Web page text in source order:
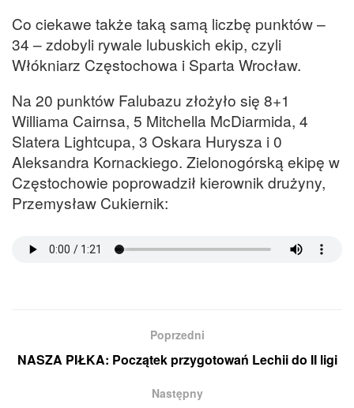
Co ciekawe także taką samą liczbę punktów –
34 – zdobyli rywale lubuskich ekip, czyli
Włókniarz Częstochowa i Sparta Wrocław.
Na 20 punktów Falubazu złożyło się 8+1
Williama Cairnsa, 5 Mitchella McDiarmida, 4
Slatera Lightcupa, 3 Oskara Hurysza i 0
Aleksandra Kornackiego. Zielonogórską ekipę w
Częstochowie poprowadził kierownik drużyny,
Przemysław Cukiernik:
Poprzedni
NASZA PIŁKA: Początek przygotowań Lechii do II ligi
Następny